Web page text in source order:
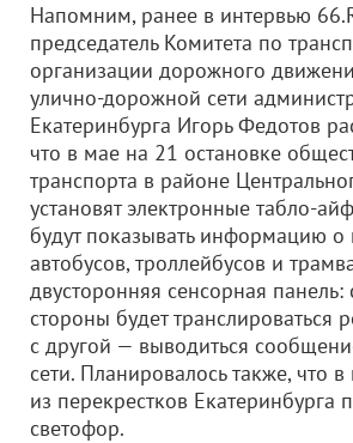
Напомним, ранее в интервью
председатель Комитета по
организации дорожного
улично-дорожной сети
Екатеринбурга Игорь Федотов
что в мае на 21 остановке
транспорта в районе
установят электронные табло-
будут показывать информацию
автобусов, троллейбусов и
двусторонняя сенсорная панель:
стороны будет транслироваться
с другой — выводиться
сети. Планировалось также, что
из перекрестков Екатеринбурга
светофор.